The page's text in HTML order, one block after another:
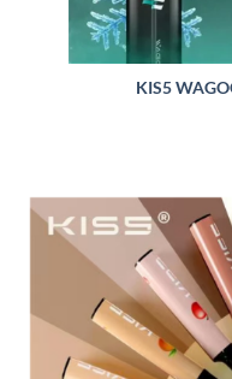
KIS5